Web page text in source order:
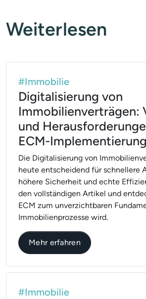
Weiterlesen
#Immobilie
Digitalisierung von
Immobilienverträgen:
und
ECM-Implementierung
Die Digitalisierung von
heute entscheidend für schnellere
höhere Sicherheit und echte
den vollständigen Artikel und
ECM zum unverzichtbaren
Immobilienprozesse wird.
Mehr erfahrenüber
#Immobilie